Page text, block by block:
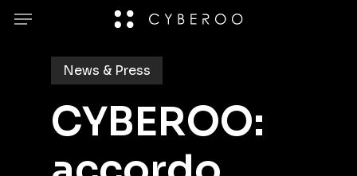
SkipMenu
News & Press
CYBEROO: